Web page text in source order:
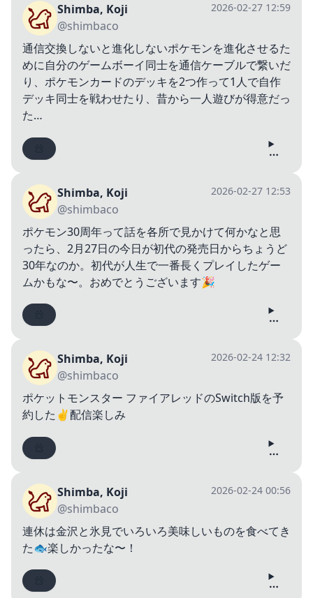
Shimba, Koji
@shimbaco
2026-02-27 12:59
通信交換しないと進化しないポケモンを進化させるた
めに自分のゲームボーイ同士を通信ケーブルで繋いだ
り、ポケモンカードのデッキを2つ作って1人で自作
デッキ同士を戦わせたり、昔から一人遊びが得意だっ
た…
Shimba, Koji
@shimbaco
2026-02-27 12:53
ポケモン30周年って話を各所で見かけて何かなと思
ったら、2月27日の今日が初代の発売日からちょうど
30年なのか。初代が人生で一番長くプレイしたゲー
ムかもな〜。おめでとうございます🎉
Shimba, Koji
@shimbaco
2026-02-24 12:32
ポケットモンスター ファイアレッドのSwitch版を予
約した✌️配信楽しみ
Shimba, Koji
@shimbaco
2026-02-24 00:56
連休は金沢と氷見でいろいろ美味しいものを食べてき
た🐟楽しかったな〜！